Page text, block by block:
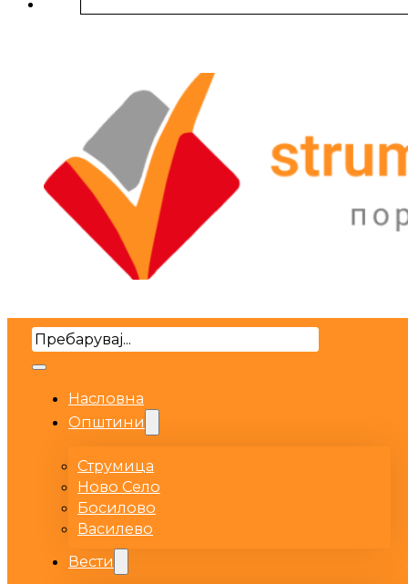
Search
Насловна
Општини
Струмица
Ново Село
Босилово
Василево
Вести